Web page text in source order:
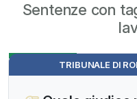
Sentenze con
TRIBUNALE DI